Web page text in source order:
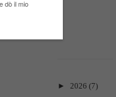
► 2026 (7)